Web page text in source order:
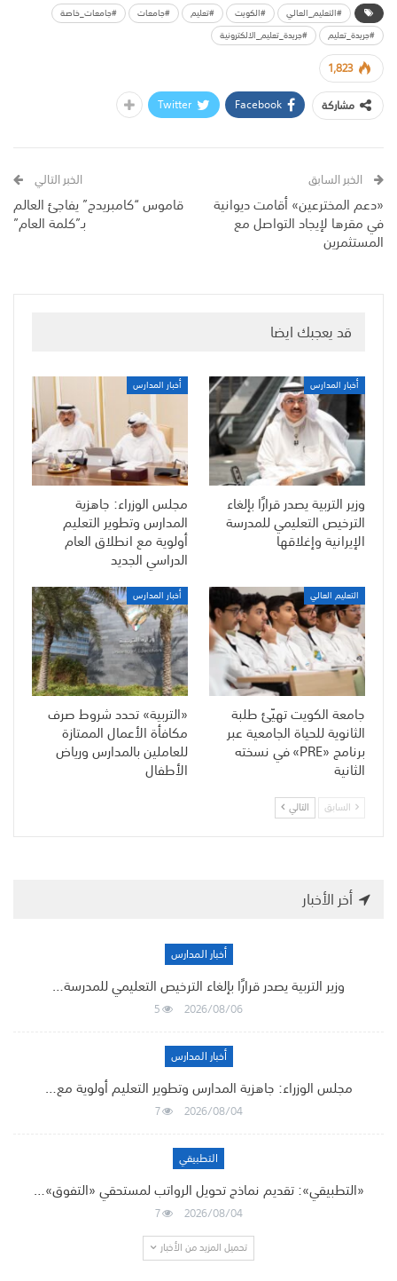
#التعليم_العالي #الكويت #تعليم #جامعات
#جامعات_خاصة
#جريدة_تعليم
#جريدة_تعليم_الالكترونية
1,823
مشاركة
Facebook
Twitter
الخبر السابق
«دعم المخترعين» أقامت ديوانية
في مقرها لإيجاد التواصل مع
المستثمرين
الخبر التالي
قاموس “كامبريدج” يفاجئ العالم
بـ”كلمة العام”
قد يعجبك ايضا
أخبار المدارس
وزير التربية يصدر قرارًا بإلغاء
الترخيص التعليمي للمدرسة
الإيرانية وإغلاقها
أخبار المدارس
مجلس الوزراء: جاهزية
المدارس وتطوير التعليم
أولوية مع انطلاق العام
الدراسي الجديد
التعليم العالي
جامعة الكويت تهيّئ طلبة
الثانوية للحياة الجامعية عبر
برنامج «PRE» في نسخته
الثانية
أخبار المدارس
«التربية» تحدد شروط صرف
مكافأة الأعمال الممتازة
للعاملين بالمدارس ورياض
الأطفال
السابق التالي
أخر الأخبار
أخبار المدارس
وزير التربية يصدر قرارًا بإلغاء الترخيص التعليمي للمدرسة…
2026/08/06
5
أخبار المدارس
مجلس الوزراء: جاهزية المدارس وتطوير التعليم أولوية مع…
2026/08/04
7
التطبيقي
«التطبيقي»: تقديم نماذج تحويل الرواتب لمستحقي «التفوق»…
2026/08/04
7
تحميل المزيد من الأخبار